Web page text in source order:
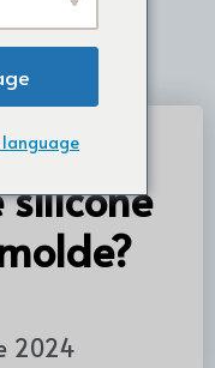
2024
language